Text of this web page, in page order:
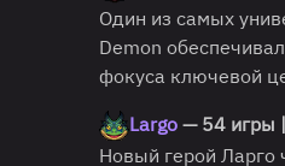
Один из самых
Demon
фокуса ключевой
Largo — 54 игры |
Новый герой Ларго